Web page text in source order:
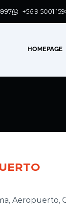
+56 9 5001
HOMEPAGE
Aeropuerto,